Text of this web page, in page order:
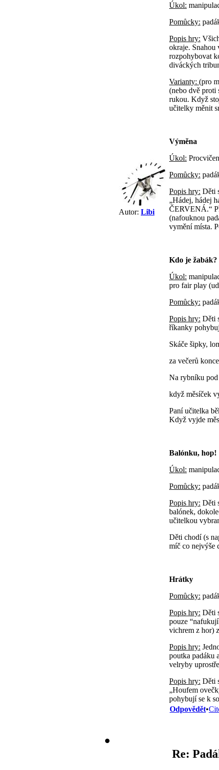
Autor: Libi
Úkol:
Pomůcky:
Popis hry:
okraje. Snahou
rozpohybovat
diváckých
Varianty: (pro
(nebo dvě proti
rukou. Když
učitelky měnit
Výměna
Úkol:
Pomůcky:
Popis hry: Děti
„Hádej, hádej
ČERVENÁ.“
(nafouknou
vymění místa.
Kdo je žabák?
Úkol:
pro fair play
Pomůcky:
Popis hry: Děti
říkanky
Skáče šipky,
za večerů
Na rybníku
když měsíček
Paní učitelka
Když vyjde
Balónku, hop!
Úkol:
Pomůcky:
Popis hry: Děti
balónek,
učitelkou
Děti chodí (s
míč co nejvýše
Hrátky
Pomůcky:
Popis hry: Děti
pouze
vichrem z hor)
Popis hry:
poutka padáku
velryby
Popis hry: Děti
„Houfem
pohybují se k
Odpovědět•
Re: